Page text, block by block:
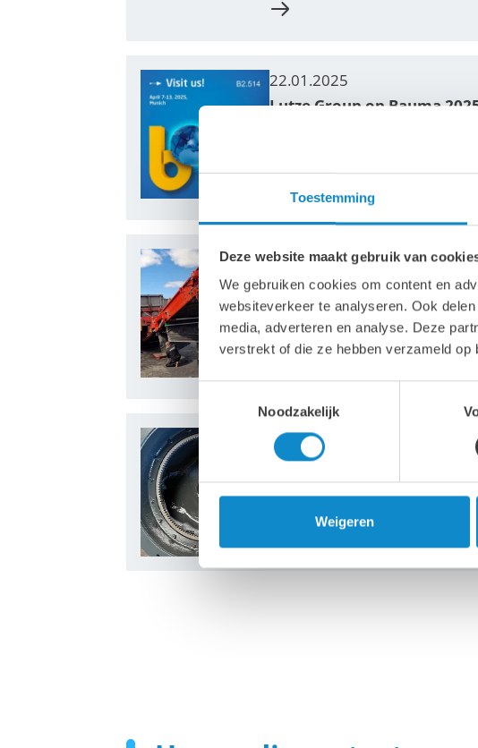
Toestemming
Deze website maakt gebruik van
We gebruiken cookies om content en
websiteverkeer te analyseren. Ook
media, adverteren en analyse. Deze
verstrekt of die ze hebben verzameld
Noodzakelijk
Weigeren
22.01.2025
Lutze Group op Bauma
Van 7-13 april 2025 komt 's
01.01.2025
Lutze Group neemt
De Lutze Group heeft 100%
januari 2025 maakt Fyksen
28.08.2024
Duurzame bescherming
Hoe Lutze Process en